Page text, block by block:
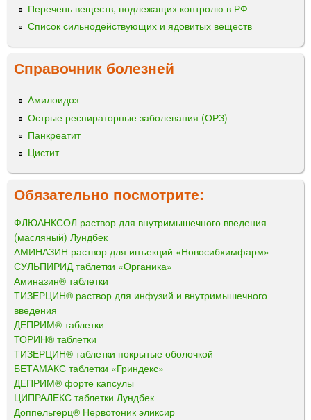
Перечень веществ, подлежащих контролю в РФ
Список сильнодействующих и ядовитых веществ
Справочник болезней
Амилоидоз
Острые респираторные заболевания (ОРЗ)
Панкреатит
Цистит
Обязательно посмотрите:
ФЛЮАНКСОЛ раствор для внутримышечного введения
(масляный) Лундбек
АМИНАЗИН раствор для инъекций «Новосибхимфарм»
СУЛЬПИРИД таблетки «Органика»
Аминазин® таблетки
ТИЗЕРЦИН® раствор для инфузий и внутримышечного
введения
ДЕПРИМ® таблетки
ТОРИН® таблетки
ТИЗЕРЦИН® таблетки покрытые оболочкой
БЕТАМАКС таблетки «Гриндекс»
ДЕПРИМ® форте капсулы
ЦИПРАЛЕКС таблетки Лундбек
Доппельгерц® Нервотоник эликсир